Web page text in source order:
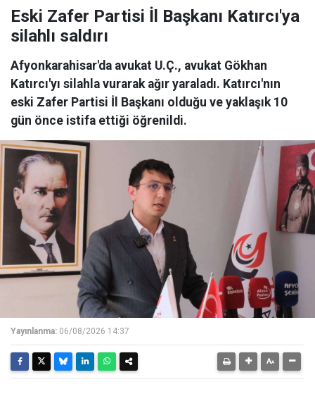
Eski Zafer Partisi İl Başkanı Katırcı'ya
silahlı saldırı
Afyonkarahisar'da avukat U.Ç., avukat Gökhan
Katırcı'yı silahla vurarak ağır yaraladı. Katırcı'nın
eski Zafer Partisi İl Başkanı olduğu ve yaklaşık 10
gün önce istifa ettiği öğrenildi.
Yayınlanma: 06/08/2026 14:37